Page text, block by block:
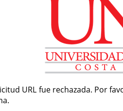
URL fue rechazada. Por